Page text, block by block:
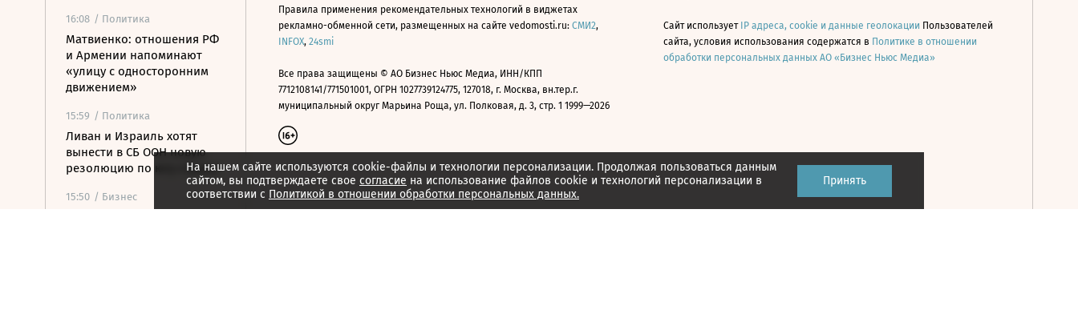
16:08 / Политика
Матвиенко: отношения РФ
и Армении напоминают
«улицу с односторонним
движением»
15:59 / Политика
Ливан и Израиль хотят
вынести в СБ ООН новую
резолюцию по югу страны
15:50 / Бизнес
На нашем сайте используются cookie-файлы и технологии персонализации. Продолжая пользоваться данным
сайтом, вы подтверждаете свое согласие на использование файлов cookie и технологий персонализации в
соответствии с Политикой в отношении обработки персональных данных.
Принять
Правила применения рекомендательных технологий в виджетах
рекламно-обменной сети, размещенных на сайте vedomosti.ru: СМИ2,
INFOX, 24smi
Все права защищены © АО Бизнес Ньюс Медиа, ИНН/КПП
7712108141/771501001, ОГРН 1027739124775, 127018, г. Москва, вн.тер.г.
муниципальный округ Марьина Роща, ул. Полковая, д. 3, стр. 1 1999—2026
Сайт использует IP адреса, cookie и данные геолокации Пользователей
сайта, условия использования содержатся в Политике в отношении
обработки персональных данных АО «Бизнес Ньюс Медиа»